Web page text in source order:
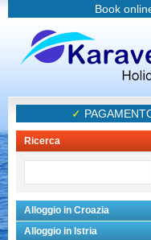
Book
✓
Ricerca
Alloggio in Croazia
Alloggio in Istria